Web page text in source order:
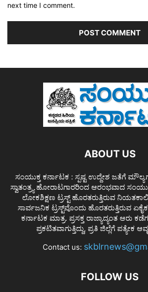
next time I comment.
ABOUT US
ಸಂಯುಕ್ತ ಕರ್ನಾಟಕ : ಸ್ಪಷ್ಟ ಉದ್ದೇಶ ಜತೆಗೆ
ಸ್ವಾತಂತ್ರ್ಯ ಹೋರಾಟಗಾರರಿಂದ ಆರಂಭವಾದ
ಲೋಕಶಿಕ್ಷಣ ಟ್ರಸ್ಟ್ ಹೊರತರುತ್ತಿರುವ
ಸಾರ್ವಜನಿಕ ಟ್ರಸ್ಟ್‌ವೊಂದು ಹೊರತರುತ್ತಿರುವ
ಕರ್ನಾಟಕ ಮಾತ್ರ. ಪ್ರಸಕ್ತ ರಾಜ್ಯಾದ್ಯಂತ ಆರು
ಪ್ರಕಟಿತವಾಗುತ್ತಿದ್ದು, ಪ್ರತಿ ಜಿಲ್ಲೆಗೆ ಪತ್ಯೇಕ
Contact us:
FOLLOW US